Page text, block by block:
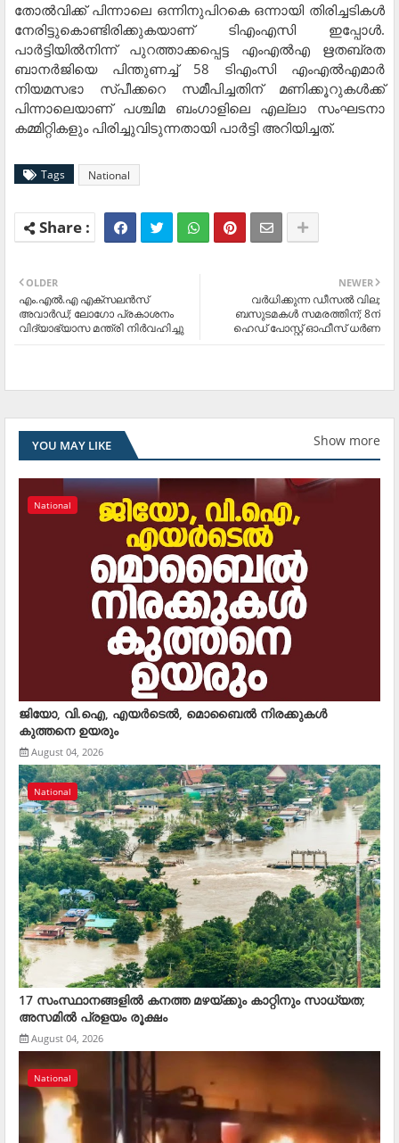
തോൽവിക്ക് പിന്നാലെ ഒന്നിനുപിറകെ ഒന്നായി തിരിച്ചടികൾ
നേരിട്ടുകൊണ്ടിരിക്കുകയാണ് ടിഎംഎസി ഇപ്പോൾ.
പാർട്ടിയിൽനിന്ന് പുറത്താക്കപ്പെട്ട എംഎൽഎ ഋതബ്രത
ബാനർജിയെ പിന്തുണച്ച് 58 ടിഎംസി എംഎൽഎമാർ
നിയമസഭാ സ്പീക്കറെ സമീപിച്ചതിന് മണിക്കൂറുകൾക്ക്
പിന്നാലെയാണ് പശ്ചിമ ബംഗാളിലെ എല്ലാ സംഘടനാ
കമ്മിറ്റികളും പിരിച്ചുവിടുന്നതായി പാർട്ടി അറിയിച്ചത്.
Tags National
NEWER
വര്‍ധിക്കുന്ന ഡീസല്‍ വില;
ബസുടമകള്‍ സമരത്തിന്; 8ന്
ഹെഡ് പോസ്റ്റ് ഓഫീസ് ധര്‍ണ
OLDER
എം.എല്‍.എ എക്സലന്‍സ്
അവാര്‍ഡ്; ലോഗോ പ്രകാശനം
വിദ്യാഭ്യാസ മന്ത്രി നിര്‍വഹിച്ചു
YOU MAY LIKE Show more
National
ജിയോ, വി.ഐ, എയര്‍ടെല്‍, മൊബൈല്‍ നിരക്കുകള്‍
കുത്തനെ ഉയരും
August 04, 2026
National
17 സംസ്ഥാനങ്ങളിൽ കനത്ത മഴയ്ക്കും കാറ്റിനും സാധ്യത;
അസമിൽ പ്രളയം രൂക്ഷം
August 04, 2026
National